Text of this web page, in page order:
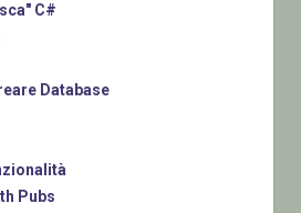
C#
Database
Pubs